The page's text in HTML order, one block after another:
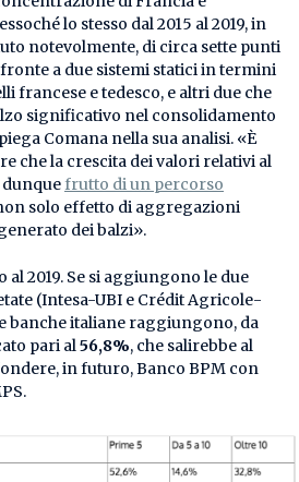
lo stesso dal 2015 al 2019, in
notevolmente, di circa sette punti
a due sistemi statici in termini
francese e tedesco, e altri due che
significativo nel consolidamento
Comana nella sua analisi. «È
che la crescita dei valori relativi al
dunquefrutto di un percorso
solo effetto di aggregazioni
dei balzi».
2019. Se si aggiungono le due
(Intesa-UBI e Crédit Agricole-
banche italiane raggiungono, da
pari al56,8%, che salirebbe al
in futuro, Banco BPM con